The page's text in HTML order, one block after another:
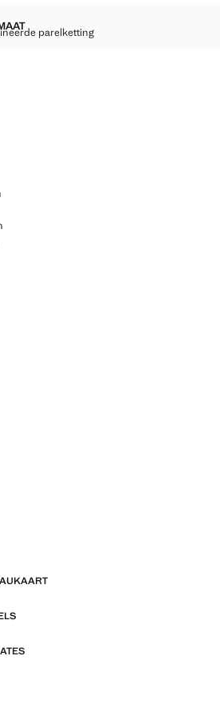
PARELKETTING
parelketting
PARELKETTING
[€ 25,99 ]